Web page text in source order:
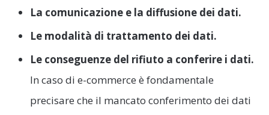
La comunicazione e la diffusione dei dati.
Le modalità di trattamento dei dati.
Le conseguenze del rifiuto a conferire i dati.
In caso di e-commerce è fondamentale
precisare che il mancato conferimento dei dati